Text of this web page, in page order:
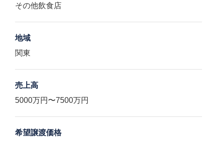
その他飲食店
地域
関東
売上高
5000万円〜7500万円
希望譲渡価格